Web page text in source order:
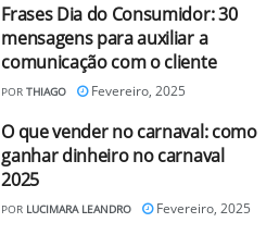
Frases Dia do Consumidor: 30
mensagens para auxiliar a
comunicação com o cliente
POR THIAGO Fevereiro, 2025
O que vender no carnaval: como
ganhar dinheiro no carnaval
2025
POR LUCIMARA LEANDRO Fevereiro, 2025